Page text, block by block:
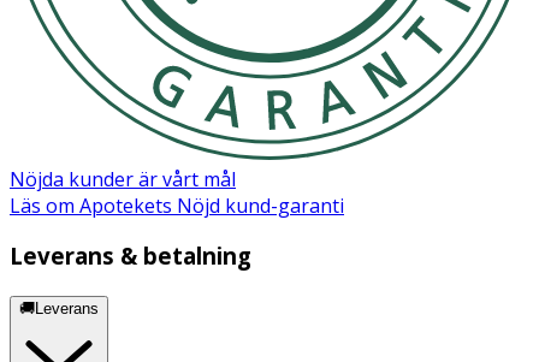
Nöjda kunder är vårt mål
Läs om Apotekets Nöjd kund-garanti
Leverans & betalning
🚚Leverans